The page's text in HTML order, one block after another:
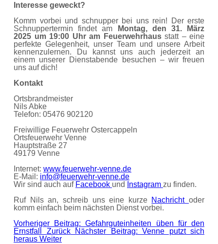
Interesse geweckt?
Komm vorbei und schnupper bei uns rein! Der erste
Schnuppertermin findet am
Montag, den 31. März
2025 um 19:00 Uhr am Feuerwehrhausstatt – eine
perfekte Gelegenheit, unser Team und unsere Arbeit
kennenzulernen. Du kannst uns auch jederzeit an
einem unserer Dienstabende besuchen – wir freuen
uns auf dich!
Kontakt
Ortsbrandmeister
Nils Abke
Telefon: 05476 902120
Freiwillige Feuerwehr Ostercappeln
Ortsfeuerwehr Venne
Hauptstraße 27
49179 Venne
Internet: www.feuerwehr-venne.de
E-Mail: info@feuerwehr-venne.de
Wir sind auch auf Facebook und Instagram zu finden.
Ruf Nils an, schreib uns eine kurze Nachricht oder
komm einfach beim nächsten Dienst vorbei.
Vorheriger Beitrag: Gefahrguteinheiten üben für den
Ernstfall Zurück
Nächster Beitrag: Venne putzt sich
heraus Weiter